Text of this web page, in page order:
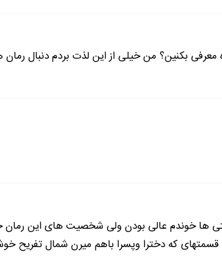
بودم... حتی دانشکده روانشناسی هم نتوانسته بود
آدرینا می گفت این مسافتی که ماشینتو پارک
معرفی بکنین؟ من خیلی از این لذت بردم دنبال
ها خوندم عالی بودن ولی شخصیت های این رمان
که دخترا وپسرا باهم میرن شمال تفریح